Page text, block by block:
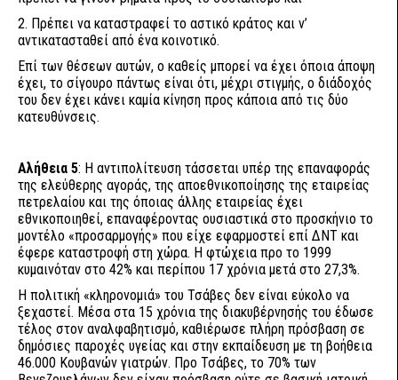
2. Πρέπει να καταστραφεί το αστικό κράτος και ν’
αντικατασταθεί από ένα κοινοτικό.
Επί των θέσεων αυτών, ο καθείς μπορεί να έχει όποια άποψη
έχει, το σίγουρο πάντως είναι ότι, μέχρι στιγμής, ο διάδοχός
του δεν έχει κάνει καμία κίνηση προς κάποια από τις δύο
κατευθύνσεις.
Αλήθεια 5: Η αντιπολίτευση τάσσεται υπέρ της επαναφοράς
της ελεύθερης αγοράς, της αποεθνικοποίησης της εταιρείας
πετρελαίου και της όποιας άλλης εταιρείας έχει
εθνικοποιηθεί, επαναφέροντας ουσιαστικά στο προσκήνιο το
μοντέλο «προσαρμογής» που είχε εφαρμοστεί επί ΔΝΤ και
έφερε καταστροφή στη χώρα. Η φτώχεια προ το 1999
κυμαινόταν στο 42% και περίπου 17 χρόνια μετά στο 27,3%.
Η πολιτική «κληρονομιά» του Τσάβες δεν είναι εύκολο να
ξεχαστεί. Μέσα στα 15 χρόνια της διακυβέρνησής του έδωσε
τέλος στον αναλφαβητισμό, καθιέρωσε πλήρη πρόσβαση σε
δημόσιες παροχές υγείας και στην εκπαίδευση με τη βοήθεια
46.000 Κουβανών γιατρών. Προ Τσάβες, το 70% των